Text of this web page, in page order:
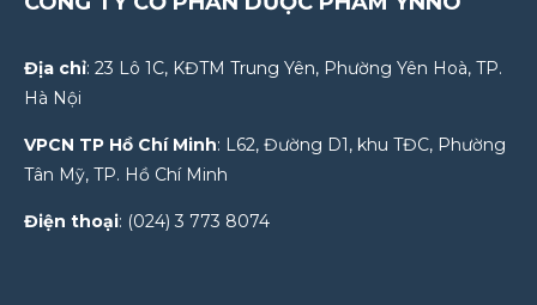
Địa chỉ: 23 Lô 1C, KĐTM Trung Yên, Phường Yên Hoà, TP.
Hà Nội
VPCN TP Hồ Chí Minh: L62, Đường D1, khu TĐC, Phường
Tân Mỹ, TP. Hồ Chí Minh
Điện thoại: (024) 3 773 8074